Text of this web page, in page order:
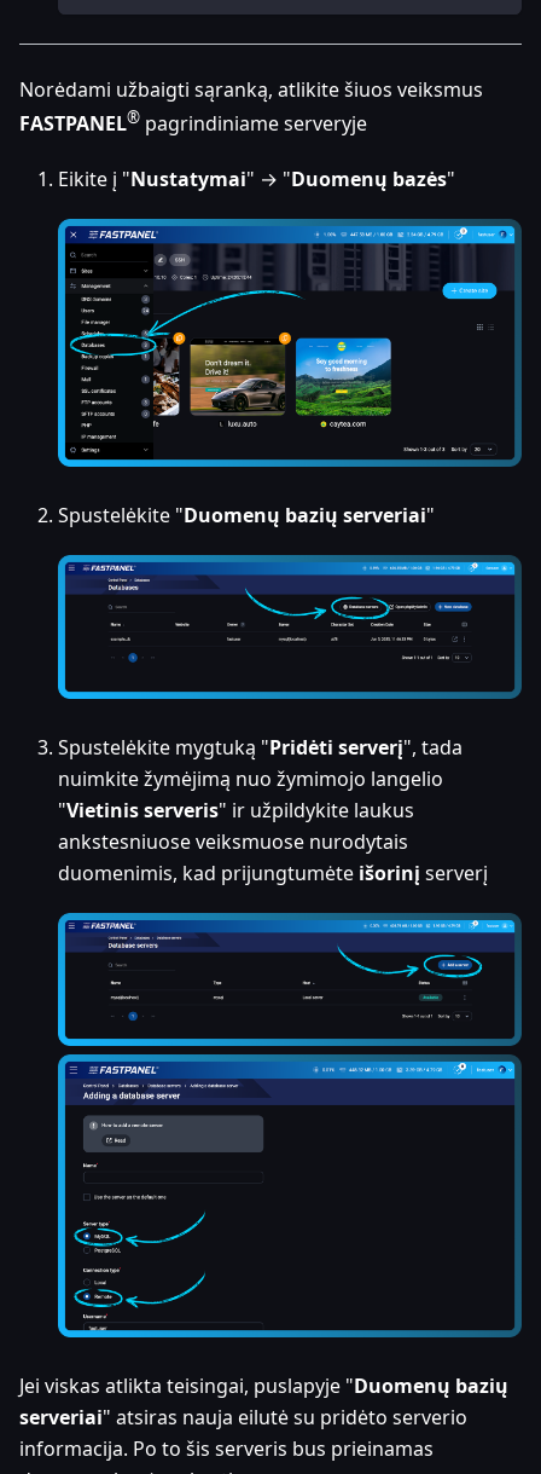
Norėdami užbaigti sąranką, atlikite šiuos veiksmus
FASTPANEL® pagrindiniame serveryje
Eikite į "Nustatymai" → "Duomenų bazės"
Spustelėkite "Duomenų bazių serveriai"
Spustelėkite mygtuką "Pridėti serverį", tada
nuimkite žymėjimą nuo žymimojo langelio
"Vietinis serveris" ir užpildykite laukus
ankstesniuose veiksmuose nurodytais
duomenimis, kad prijungtumėte išorinį serverį
Jei viskas atlikta teisingai, puslapyje "Duomenų bazių
serveriai" atsiras nauja eilutė su pridėto serverio
informacija. Po to šis serveris bus prieinamas